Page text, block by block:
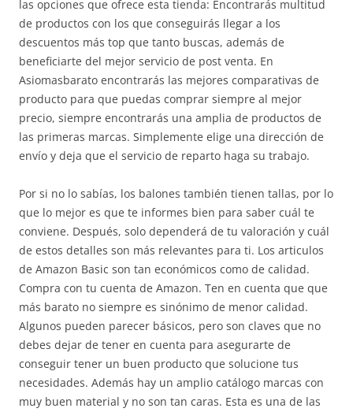
las opciones que ofrece esta tienda: Encontrarás multitud
de productos con los que conseguirás llegar a los
descuentos más top que tanto buscas, además de
beneficiarte del mejor servicio de post venta. En
Asiomasbarato encontrarás las mejores comparativas de
producto para que puedas comprar siempre al mejor
precio, siempre encontrarás una amplia de productos de
las primeras marcas. Simplemente elige una dirección de
envío y deja que el servicio de reparto haga su trabajo.
Por si no lo sabías, los balones también tienen tallas, por lo
que lo mejor es que te informes bien para saber cuál te
conviene. Después, solo dependerá de tu valoración y cuál
de estos detalles son más relevantes para ti. Los articulos
de Amazon Basic son tan económicos como de calidad.
Compra con tu cuenta de Amazon. Ten en cuenta que que
más barato no siempre es sinónimo de menor calidad.
Algunos pueden parecer básicos, pero son claves que no
debes dejar de tener en cuenta para asegurarte de
conseguir tener un buen producto que solucione tus
necesidades. Además hay un amplio catálogo marcas con
muy buen material y no son tan caras. Esta es una de las